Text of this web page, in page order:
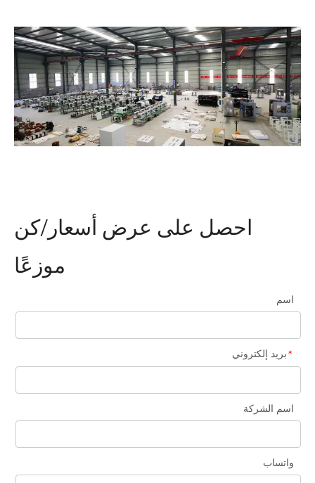
مؤسسة مراقبة العقود والوفاء بالوعود شركات الجودة والائتمان الثقيلة
احصل على عرض أسعار/كن
موزعًا
اسم
*بريد إلكتروني
اسم الشركة
واتساب